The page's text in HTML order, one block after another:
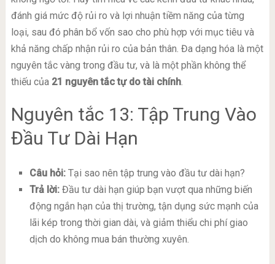
đánh giá mức độ rủi ro và lợi nhuận tiềm năng của từng
loại, sau đó phân bổ vốn sao cho phù hợp với mục tiêu và
khả năng chấp nhận rủi ro của bản thân. Đa dạng hóa là một
nguyên tắc vàng trong đầu tư, và là một phần không thể
thiếu của 21 nguyên tắc tự do tài chính.
Nguyên tắc 13: Tập Trung Vào
Đầu Tư Dài Hạn
Câu hỏi:Tại sao nên tập trung vào đầu tư dài hạn?
Trả lời:Đầu tư dài hạn giúp bạn vượt qua những biến
động ngắn hạn của thị trường, tận dụng sức mạnh của
lãi kép trong thời gian dài, và giảm thiểu chi phí giao
dịch do không mua bán thường xuyên.